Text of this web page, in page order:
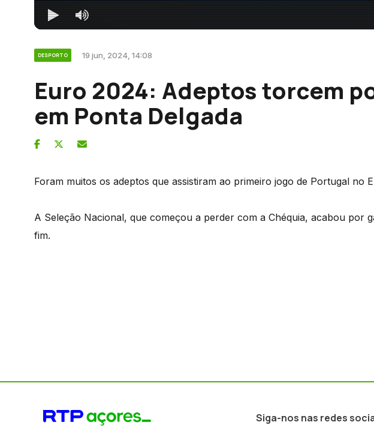
DESPORTO 19 jun, 2024, 14:08
Euro 2024: Adeptos torcem
em Ponta Delgada
Foram muitos os adeptos que assistiram ao primeiro jogo de Portugal no
A Seleção Nacional, que começou a perder com a Chéquia, acabou por
fim.
Siga-nos nas redes